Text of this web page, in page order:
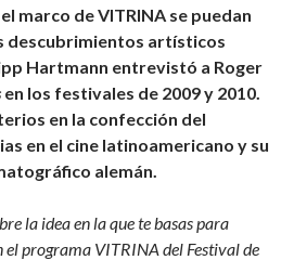
marco de VITRINA se puedan
descubrimientos artísticos
Hartmann entrevistó a Roger
en los festivales de 2009 y 2010.
en la confección del
en el cine latinoamericano y su
alemán.
la idea en la que te basas para
el programa VITRINA del Festival de